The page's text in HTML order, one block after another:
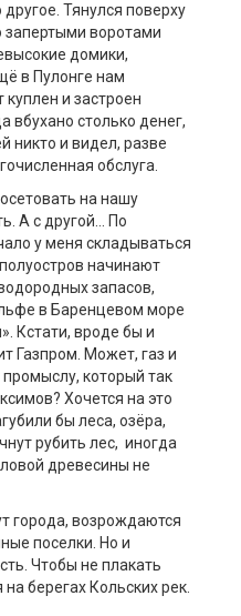
Тянулся поверху
запертыми воротами
домики,
в Пулонге нам
куплен и застроен
вбухано столько денег,
никто и видел, разве
обслуга.
на нашу
А с другой… По
у меня складываться
начинают
запасов,
в Баренцевом море
Кстати, вроде бы и
Газпром. Может, газ и
который так
Хочется на это
бы леса, озёра,
рубить лес, иногда
древесины не
города, возрождаются
поселки. Но и
Чтобы не плакать
берегах Кольских рек.